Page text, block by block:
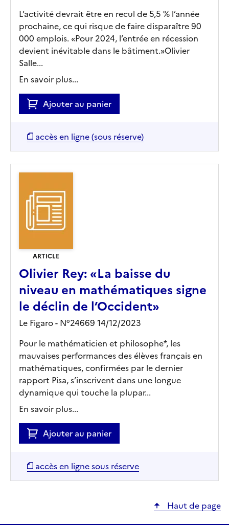
L’activité devrait être en recul de 5,5 % l’année
prochaine, ce qui risque de faire disparaître 90
000 emplois. «Pour 2024, l’entrée en récession
devient inévitable dans le bâtiment.»Olivier
Salle...
En savoir plus...
Ajouter au panier
accès en ligne (sous réserve)
ARTICLE
Olivier Rey: «La baisse du
niveau en mathématiques signe
le déclin de l’Occident»
Le Figaro - N°24669 14/12/2023
Pour le mathématicien et philosophe*, les
mauvaises performances des élèves français en
mathématiques, confirmées par le dernier
rapport Pisa, s’inscrivent dans une longue
dynamique qui touche la plupar...
En savoir plus...
Ajouter au panier
accès en ligne sous réserve
Haut de page